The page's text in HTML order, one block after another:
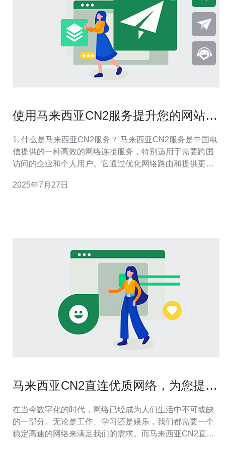
使用马来西亚CN2服务提升您的网站速
1. 什么是马来西亚CN2服务？ 马来西亚CN2服务是中国电
信提供的一种高效的网络连接服务，特别适用于需要跨国
访问的企业和个人用户。它通过优化网络路由和提供更低
CN2服务的主要特点包括高带宽、低延迟和稳定性，尤其
2025年7月27日
马来西亚CN2直连优质网络，为您提供
在当今数字化的时代，网络已经成为人们生活中不可或缺
的一部分。无论是工作、学习还是娱乐，我们都需要一个
稳定高速的网络来满足我们的需求。而马来西亚CN2直连